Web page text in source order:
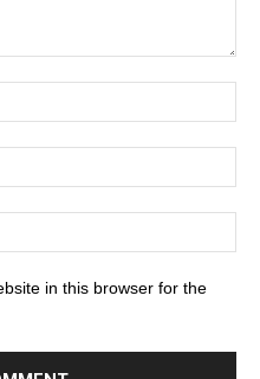
in this browser for the